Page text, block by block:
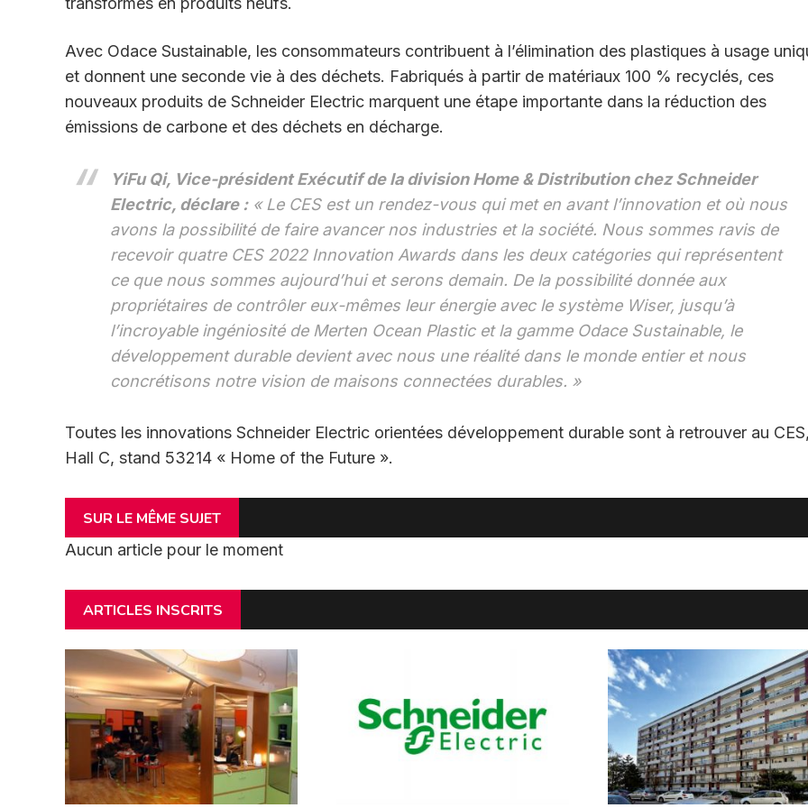
Avec Odace Sustainable, les consommateurs contribuent à l’élimination des plastiques à usage
et donnent une seconde vie à des déchets. Fabriqués à partir de matériaux 100 % recyclés, ces
nouveaux produits de Schneider Electric marquent une étape importante dans la réduction des
émissions de carbone et des déchets en décharge.
YiFu Qi, Vice-président Exécutif de la division Home & Distribution chez Schneider
Electric, déclare :« Le CES est un rendez-vous qui met en avant l’innovation et où nous
avons la possibilité de faire avancer nos industries et la société. Nous sommes ravis de
recevoir quatre CES 2022 Innovation Awards dans les deux catégories qui représentent
ce que nous sommes aujourd’hui et serons demain. De la possibilité donnée aux
propriétaires de contrôler eux-mêmes leur énergie avec le système Wiser, jusqu’à
l’incroyable ingéniosité de Merten Ocean Plastic et la gamme Odace Sustainable, le
développement durable devient avec nous une réalité dans le monde entier et nous
concrétisons notre vision de maisons connectées durables. »
Toutes les innovations Schneider Electric orientées développement durable sont à retrouver au
Hall C, stand 53214 « Home of the Future ».
SUR LE MÊME SUJET
Aucun article pour le moment
ARTICLES INSCRITS